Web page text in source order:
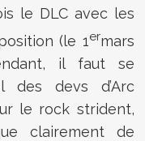
le DLC avec les
(le 1ermars
il faut se
des devs d’Arc
le rock strident,
clairement de